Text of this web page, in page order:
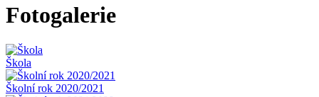
Fotogalerie
Škola
Školní rok 2020/2021